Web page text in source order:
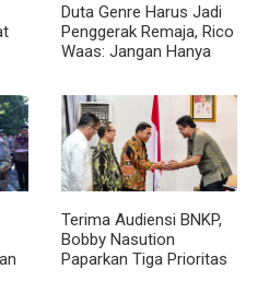
Duta Genre Harus Jadi
Penggerak Remaja, Rico
Waas: Jangan Hanya
Terima Audiensi BNKP,
Bobby Nasution
Paparkan Tiga Prioritas